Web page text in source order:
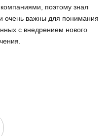
поэтому знал
очень важны для понимания
с внедрением нового